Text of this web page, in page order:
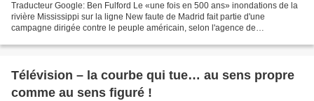
Traducteur Google: Ben Fulford Le «une fois en 500 ans» inondations de la
rivière Mississippi sur la ligne New faute de Madrid fait partie d'une
campagne dirigée contre le peuple américain, selon l'agence de
Télévision – la courbe qui tue… au sens propre
comme au sens figuré !